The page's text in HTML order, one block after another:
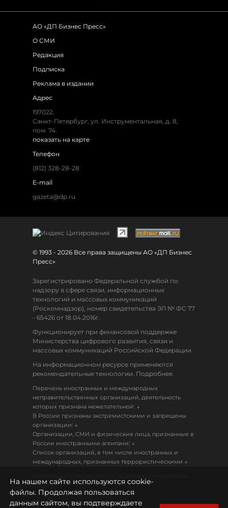
АО «ДП Бизнес Пресс»
О СМИ
Редакция
Подписка
Реклама в издании
Адрес
197022,
Санкт-Петербург, ул. Инструментальная, д. 8,
пом. 74.
показать на карте
Телефон
(812) 328-28-28
E-mail
gazeta@dp.ru
© 1993 - 2026 Все права защищены АО «ДП Бизнес
Пресс»
Зарегистрировано Федеральной службой по
надзору в сфере связи, информационных
технологий и массовых коммуникаций
(Роскомнадзор), номер свидетельства ЭЛ № ФС 77
- 65426 от 18.04.2016г.
Функционирует при финансовой поддержке
Министерства цифрового развития, связи и
массовых коммуникаций Российской Федерации.
На информационном ресурсе применяются
рекомендательные технологии. Подробнее.
Перечень иностранных и международных
неправительственных организаций, деятельность
которых признана нежелательной: ↓
В России признаны экстремистскими и запрещены
организации: ↓
Организации, СМИ и физические лица, признанные в
России иностранными агентами: ↓
Список организаций, в том числе иностранных и
международных, признанных террористическими ↓
18+
Политика конфиденциальности
На нашем сайте используются cookie-
файлы. Продолжая пользоваться
данным сайтом, вы подтверждаете